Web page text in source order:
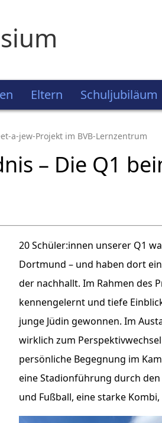
Eltern Schuljubiläum
a-jew-Projekt im BVB-Lernzentrum
– Die Q1
20 Schüler:innen unserer Q1
Dortmund – und haben dort
der nachhallt. Im Rahmen des
kennengelernt und tiefe
junge Jüdin gewonnen. Im
wirklich zum
persönliche Begegnung im
eine Stadionführung durch
und Fußball, eine starke